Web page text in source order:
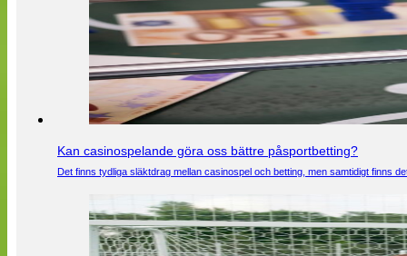
Kan casinospelande göra oss bättre påsportbetting?
Det finns tydliga släktdrag mellan casinospel och betting, men samtidigt finns